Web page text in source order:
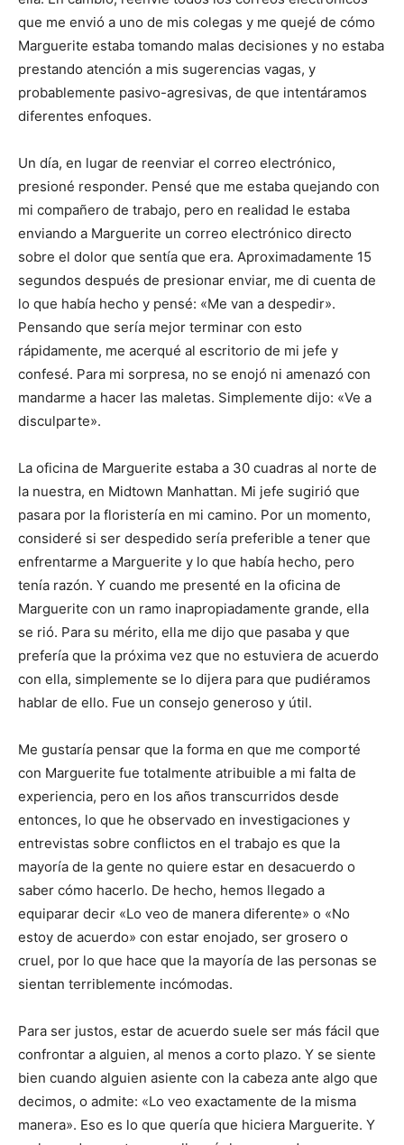
que me envió a uno de mis colegas y me quejé de cómo
Marguerite estaba tomando malas decisiones y no estaba
prestando atención a mis sugerencias vagas, y
probablemente pasivo-agresivas, de que intentáramos
diferentes enfoques.
Un día, en lugar de reenviar el correo electrónico,
presioné responder. Pensé que me estaba quejando con
mi compañero de trabajo, pero en realidad le estaba
enviando a Marguerite un correo electrónico directo
sobre el dolor que sentía que era. Aproximadamente 15
segundos después de presionar enviar, me di cuenta de
lo que había hecho y pensé: «Me van a despedir».
Pensando que sería mejor terminar con esto
rápidamente, me acerqué al escritorio de mi jefe y
confesé. Para mi sorpresa, no se enojó ni amenazó con
mandarme a hacer las maletas. Simplemente dijo: «Ve a
disculparte».
La oficina de Marguerite estaba a 30 cuadras al norte de
la nuestra, en Midtown Manhattan. Mi jefe sugirió que
pasara por la floristería en mi camino. Por un momento,
consideré si ser despedido sería preferible a tener que
enfrentarme a Marguerite y lo que había hecho, pero
tenía razón. Y cuando me presenté en la oficina de
Marguerite con un ramo inapropiadamente grande, ella
se rió. Para su mérito, ella me dijo que pasaba y que
prefería que la próxima vez que no estuviera de acuerdo
con ella, simplemente se lo dijera para que pudiéramos
hablar de ello. Fue un consejo generoso y útil.
Me gustaría pensar que la forma en que me comporté
con Marguerite fue totalmente atribuible a mi falta de
experiencia, pero en los años transcurridos desde
entonces, lo que he observado en investigaciones y
entrevistas sobre conflictos en el trabajo es que la
mayoría de la gente no quiere estar en desacuerdo o
saber cómo hacerlo. De hecho, hemos llegado a
equiparar decir «Lo veo de manera diferente» o «No
estoy de acuerdo» con estar enojado, ser grosero o
cruel, por lo que hace que la mayoría de las personas se
sientan terriblemente incómodas.
Para ser justos, estar de acuerdo suele ser más fácil que
confrontar a alguien, al menos a corto plazo. Y se siente
bien cuando alguien asiente con la cabeza ante algo que
decimos, o admite: «Lo veo exactamente de la misma
manera». Eso es lo que quería que hiciera Marguerite. Y